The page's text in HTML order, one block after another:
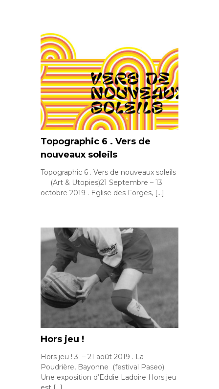
Topographic 6 . Vers de
nouveaux soleils
Topographic 6 . Vers de nouveaux soleils
(Art & Utopies)21 Septembre – 13
octobre 2019 . Eglise des Forges, […]
Hors jeu !
Hors jeu ! 3 – 21 août 2019 . La
Poudrière, Bayonne (festival Paseo)
Une exposition d’Eddie Ladoire Hors jeu